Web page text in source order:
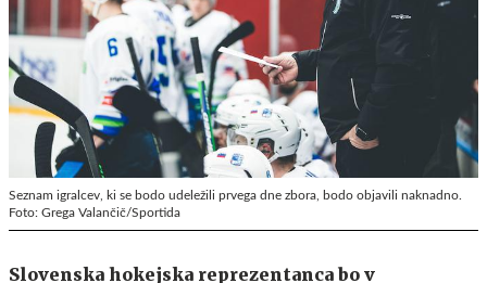
Seznam igralcev, ki se bodo udeležili prvega dne zbora, bodo objavili naknadno.
Foto: Grega Valančič/Sportida
Slovenska hokejska reprezentanca bo v